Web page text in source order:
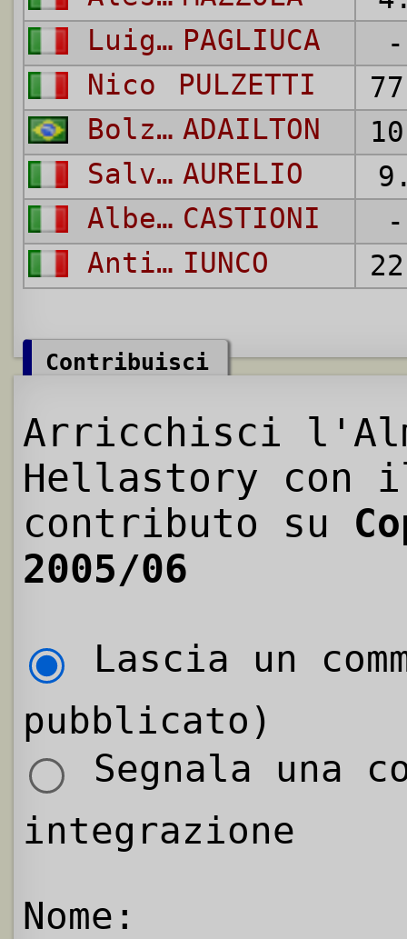
Luigi PAGLIUCA
-
Nico
PULZETTI
Bolzan Martins ADAILTON
Salvatore AURELIO
Alberto CASTIONI
-
Antimo IUNCO
Contribuisci
Arricchisci
Hellastory con
contributo su
2005/06
Lascia un
pubblicato)
Segnala una
integrazione
Nome: